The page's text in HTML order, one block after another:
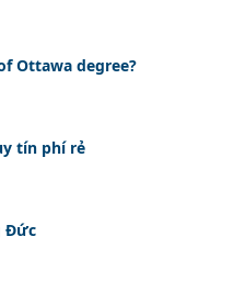
Ottawa degree?
tín phí rẻ
Đức